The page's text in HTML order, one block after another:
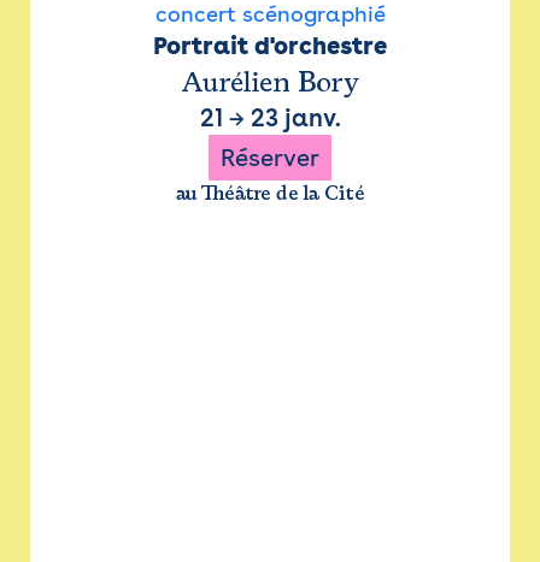
concert scénographié
Portrait d'orchestre
Aurélien Bory
21 → 23 janv.
Réserver
au Théâtre de la Cité